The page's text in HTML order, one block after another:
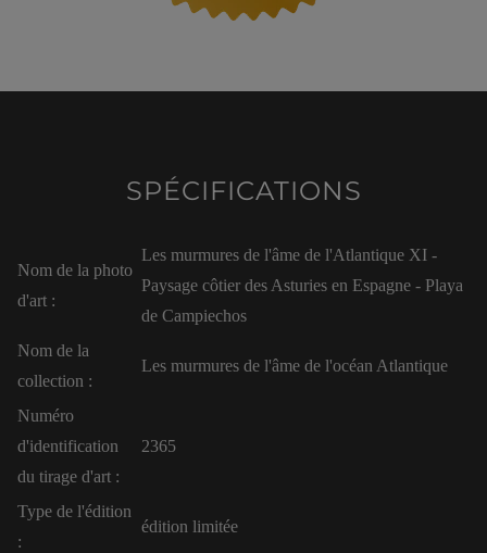
SPÉCIFICATIONS
Nom de la photo
d'art :
Les murmures de l'âme de l'Atlantique XI -
Paysage côtier des Asturies en Espagne - Playa
de Campiechos
Nom de la
collection :
Les murmures de l'âme de l'océan Atlantique
Numéro
d'identification
du tirage d'art :
2365
Type de l'édition
:
édition limitée